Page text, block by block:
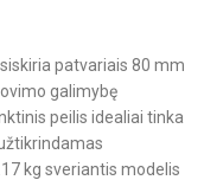
patvariais 80 mm
galimybę
peilis idealiai tinka
kg sveriantis modelis